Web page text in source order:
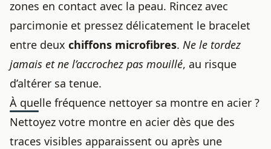
zones en contact avec la peau. Rincez avec
parcimonie et pressez délicatement le bracelet
entre deux chiffons microfibres. Ne le tordez
jamais et ne l’accrochez pas mouillé, au risque
d’altérer sa tenue.
À quelle fréquence nettoyer sa montre en acier ?
Nettoyez votre montre en acier dès que des
traces visibles apparaissent ou après une